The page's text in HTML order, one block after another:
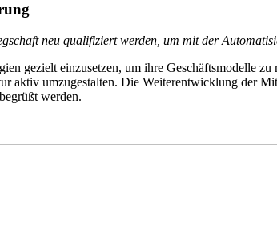
neu qualifiziert werden, um mit der
gezielt einzusetzen, um ihre Geschäftsmodelle
aktiv umzugestalten. Die Weiterentwicklung der
werden.